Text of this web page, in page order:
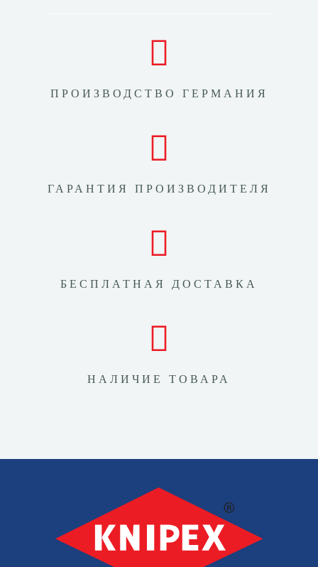
ПРОИЗВОДСТВО ГЕРМАНИЯ
ГАРАНТИЯ ПРОИЗВОДИТЕЛЯ
БЕСПЛАТНАЯ ДОСТАВКА
НАЛИЧИЕ ТОВАРА